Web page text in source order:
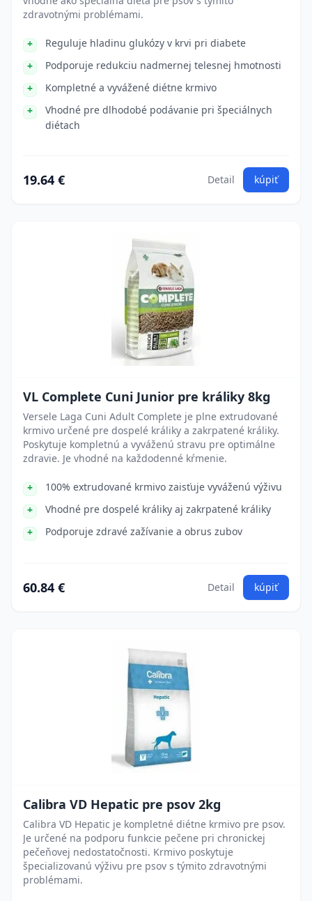
zdravotnými problémami.
Reguluje hladinu glukózy v krvi pri diabete
Podporuje redukciu nadmernej telesnej hmotnosti
Kompletné a vyvážené diétne krmivo
Vhodné pre dlhodobé podávanie pri špeciálnych
diétach
19.64 € Detail kúpiť
VL Complete Cuni Junior pre králiky 8kg
Versele Laga Cuni Adult Complete je plne extrudované
krmivo určené pre dospelé králiky a zakrpatené králiky.
Poskytuje kompletnú a vyváženú stravu pre optimálne
zdravie. Je vhodné na každodenné kŕmenie.
100% extrudované krmivo zaisťuje vyváženú výživu
Vhodné pre dospelé králiky aj zakrpatené králiky
Podporuje zdravé zažívanie a obrus zubov
60.84 € Detail kúpiť
Calibra VD Hepatic pre psov 2kg
Calibra VD Hepatic je kompletné diétne krmivo pre psov.
Je určené na podporu funkcie pečene pri chronickej
pečeňovej nedostatočnosti. Krmivo poskytuje
špecializovanú výživu pre psov s týmito zdravotnými
problémami.